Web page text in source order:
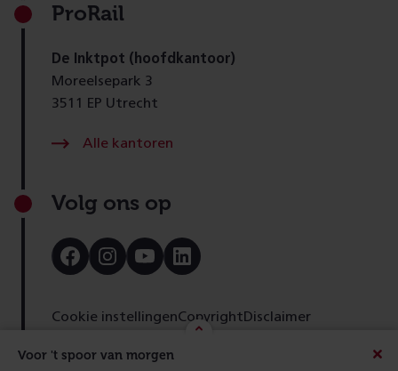
Voor 't spoor van morgen
ProRail
De Inktpot (hoofdkantoor)
Moreelsepark 3
3511 EP Utrecht
Alle kantoren
Volg ons op
Bezoek
onze
Bezoek
onze
Bezoek
onze
Bezoek
onze
Cookie instellingenCopyright Disclaimer